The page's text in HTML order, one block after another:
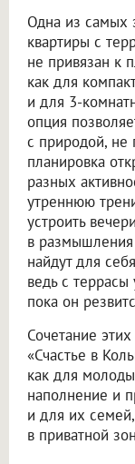
Одна из самых
квартиры с
не привязан к
как для
и для 3-
опция
с природой, не
планировка
разных
утреннюю
устроить
в
найдут для
ведь с
пока он
Сочетание
«Счастье в
как для
наполнение и
и для их
в приватной